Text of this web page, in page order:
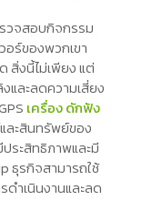
วจสอบกิจกรรม
อร์ของพวกเขา
สิ่งนี้ไม่เพียง แต่
และลดความเสี่ยง
เครื่อง ดักฟัง
ะสินทรัพย์ของ
ระสิทธิภาพและมี
ธุรกิจสามารถใช้
ดำเนินงานและลด